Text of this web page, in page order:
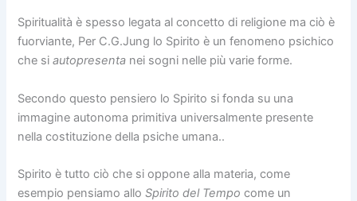
Spiritualità è spesso legata al concetto di religione ma ciò è
fuorviante, Per C.G.Jung lo Spirito è un fenomeno psichico
che si autopresenta nei sogni nelle più varie forme.
Secondo questo pensiero lo Spirito si fonda su una
immagine autonoma primitiva universalmente presente
nella costituzione della psiche umana..
Spirito è tutto ciò che si oppone alla materia, come
esempio pensiamo alloSpirito del Tempo come un